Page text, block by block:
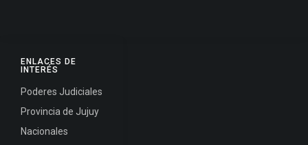
ENLACES DE
INTERÉS
Poderes Judiciales
Provincia de Jujuy
Nacionales